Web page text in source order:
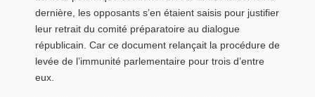
dernière, les opposants s’en étaient saisis pour justifier
leur retrait du comité préparatoire au dialogue
républicain. Car ce document relançait la procédure de
levée de l’immunité parlementaire pour trois d’entre
eux.